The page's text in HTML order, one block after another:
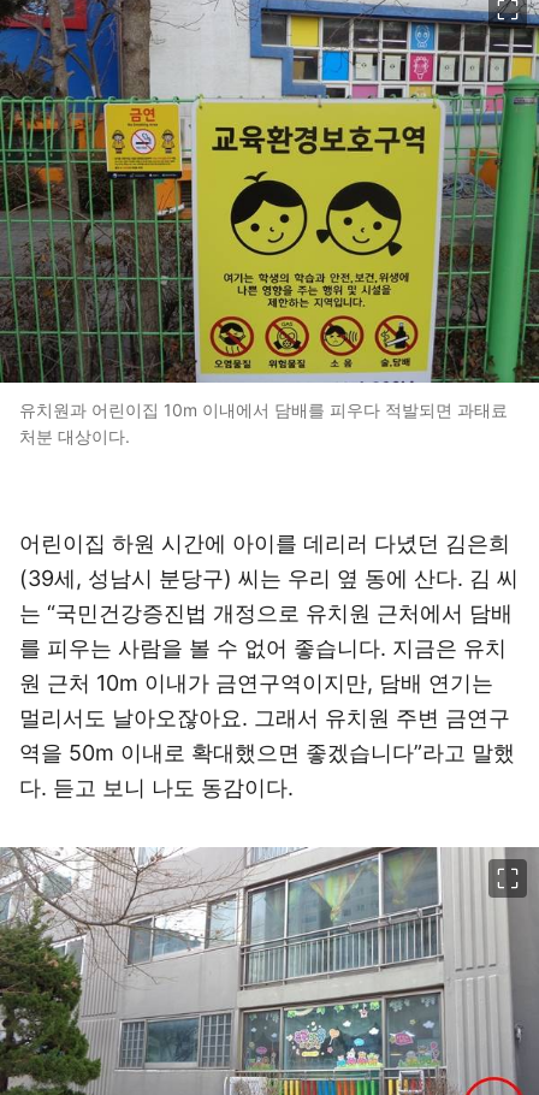
유치원과 어린이집 10m 이내에서 담배를 피우다 적발되면 과태료
처분 대상이다.
어린이집 하원 시간에 아이를 데리러 다녔던 김은희
(39세, 성남시 분당구) 씨는 우리 옆 동에 산다. 김 씨
는 “국민건강증진법 개정으로 유치원 근처에서 담배
를 피우는 사람을 볼 수 없어 좋습니다. 지금은 유치
원 근처 10m 이내가 금연구역이지만, 담배 연기는
멀리서도 날아오잖아요. 그래서 유치원 주변 금연구
역을 50m 이내로 확대했으면 좋겠습니다”라고 말했
다. 듣고 보니 나도 동감이다.